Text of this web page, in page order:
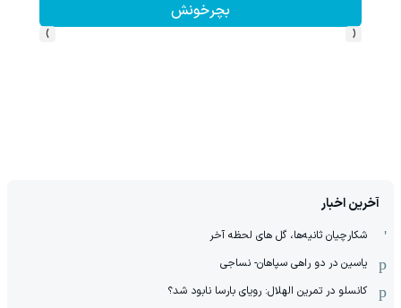
بچرخونش
‹
›
آخرین اخبار
شکارچیان ثانیه‌ها، گل های لحظه آخر
یاسین در دو راهی سپاهان- نساجی
کانسلو در تمرین الهلال: رویای بارسا نابود شد؟